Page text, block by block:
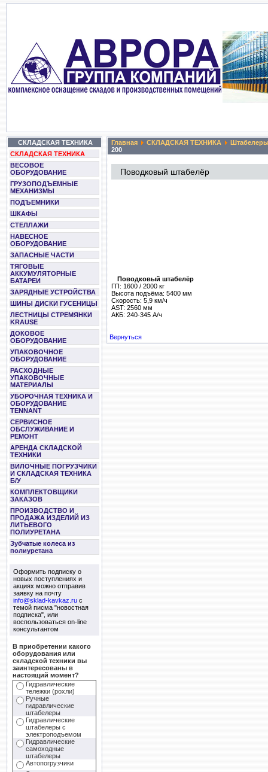
СКЛАДСКАЯ ТЕХНИКА
СКЛАДСКАЯ ТЕХНИКА
ВЕСОВОЕ
ОБОРУДОВАНИЕ
ГРУЗОПОДЪЕМНЫЕ
МЕХАНИЗМЫ
ПОДЪЕМНИКИ
ШКАФЫ
СТЕЛЛАЖИ
НАВЕСНОЕ
ОБОРУДОВАНИЕ
ЗАПАСНЫЕ ЧАСТИ
ТЯГОВЫЕ
АККУМУЛЯТОРНЫЕ
БАТАРЕИ
ЗАРЯДНЫЕ УСТРОЙСТВА
ШИНЫ ДИСКИ ГУСЕНИЦЫ
ЛЕСТНИЦЫ СТРЕМЯНКИ
KRAUSE
ДОКОВОЕ
ОБОРУДОВАНИЕ
УПАКОВОЧНОЕ
ОБОРУДОВАНИЕ
РАСХОДНЫЕ
УПАКОВОЧНЫЕ
МАТЕРИАЛЫ
УБОРОЧНАЯ ТЕХНИКА И
ОБОРУДОВАНИЕ
TENNANT
СЕРВИСНОЕ
ОБСЛУЖИВАНИЕ И
РЕМОНТ
АРЕНДА СКЛАДСКОЙ
ТЕХНИКИ
ВИЛОЧНЫЕ ПОГРУЗЧИКИ
И СКЛАДСКАЯ ТЕХНИКА
Б/У
КОМПЛЕКТОВЩИКИ
ЗАКАЗОВ
ПРОИЗВОДСТВО И
ПРОДАЖА ИЗДЕЛИЙ ИЗ
ЛИТЬЕВОГО
ПОЛИУРЕТАНА
Зубчатые колеса из
полиуретана
Оформить подписку о
новых поступлениях и
акциях можно отправив
заявку на почту
info@sklad-kavkaz.ruс
темой писма "новостная
подписка", или
воспользоваться on-line
консультантом
В приобретении какого
оборудования или
складской техники вы
заинтересованы в
настоящий момент?
Гидравлические
тележки (рохли)
Ручные
гидравлические
штабелеры
Гидравлические
штабелеры с
электроподъемом
Гидравлические
самоходные
штабелеры
Автопогрузчики
Главная СКЛАДСКАЯ ТЕХНИКА
Штабелеры
200
Поводковый штабелёр
Поводковый штабелёр
ГП: 1600 / 2000 кг
Высота подъёма: 5400 мм
Скорость: 5,9 км/ч
AST: 2560 мм
АКБ: 240-345 А/ч
Вернуться